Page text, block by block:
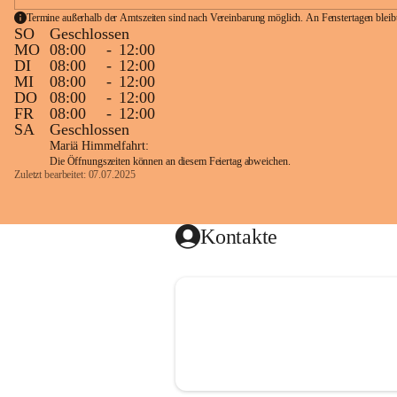
Termine außerhalb der Amtszeiten sind nach Vereinbarung möglich. An Fenstertagen
SO
Geschlossen
MO 08:00 - 12:00
DI
08:00 - 12:00
MI
08:00 - 12:00
DO
08:00 - 12:00
FR
08:00 - 12:00
SA
Geschlossen
Mariä Himmelfahrt:
Die Öffnungszeiten können an diesem Feiertag abweichen.
Zuletzt bearbeitet: 07.07.2025
Kontakte